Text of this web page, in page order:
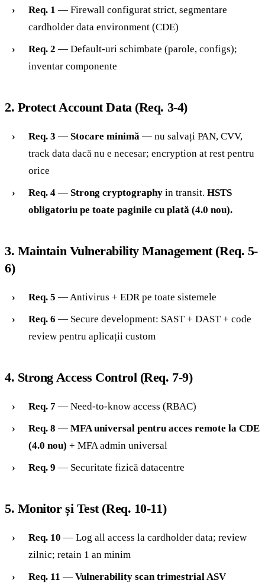
Req. 1 — Firewall configurat strict, segmentare
cardholder data environment (CDE)
Req. 2 — Default-uri schimbate (parole, configs);
inventar componente
2. Protect Account Data (Req. 3-4)
Req. 3 — Stocare minimă — nu salvați PAN, CVV,
track data dacă nu e necesar; encryption at rest pentru
orice
Req. 4 — Strong cryptography in transit. HSTS
obligatoriu pe toate paginile cu plată (4.0 nou).
3. Maintain Vulnerability Management (Req. 5-
6)
Req. 5 — Antivirus + EDR pe toate sistemele
Req. 6 — Secure development: SAST + DAST + code
review pentru aplicații custom
4. Strong Access Control (Req. 7-9)
Req. 7 — Need-to-know access (RBAC)
Req. 8 — MFA universal pentru acces remote la CDE
(4.0 nou) + MFA admin universal
Req. 9 — Securitate fizică datacentre
5. Monitor și Test (Req. 10-11)
Req. 10 — Log all access la cardholder data; review
zilnic; retain 1 an minim
Req. 11 — Vulnerability scan trimestrial ASV